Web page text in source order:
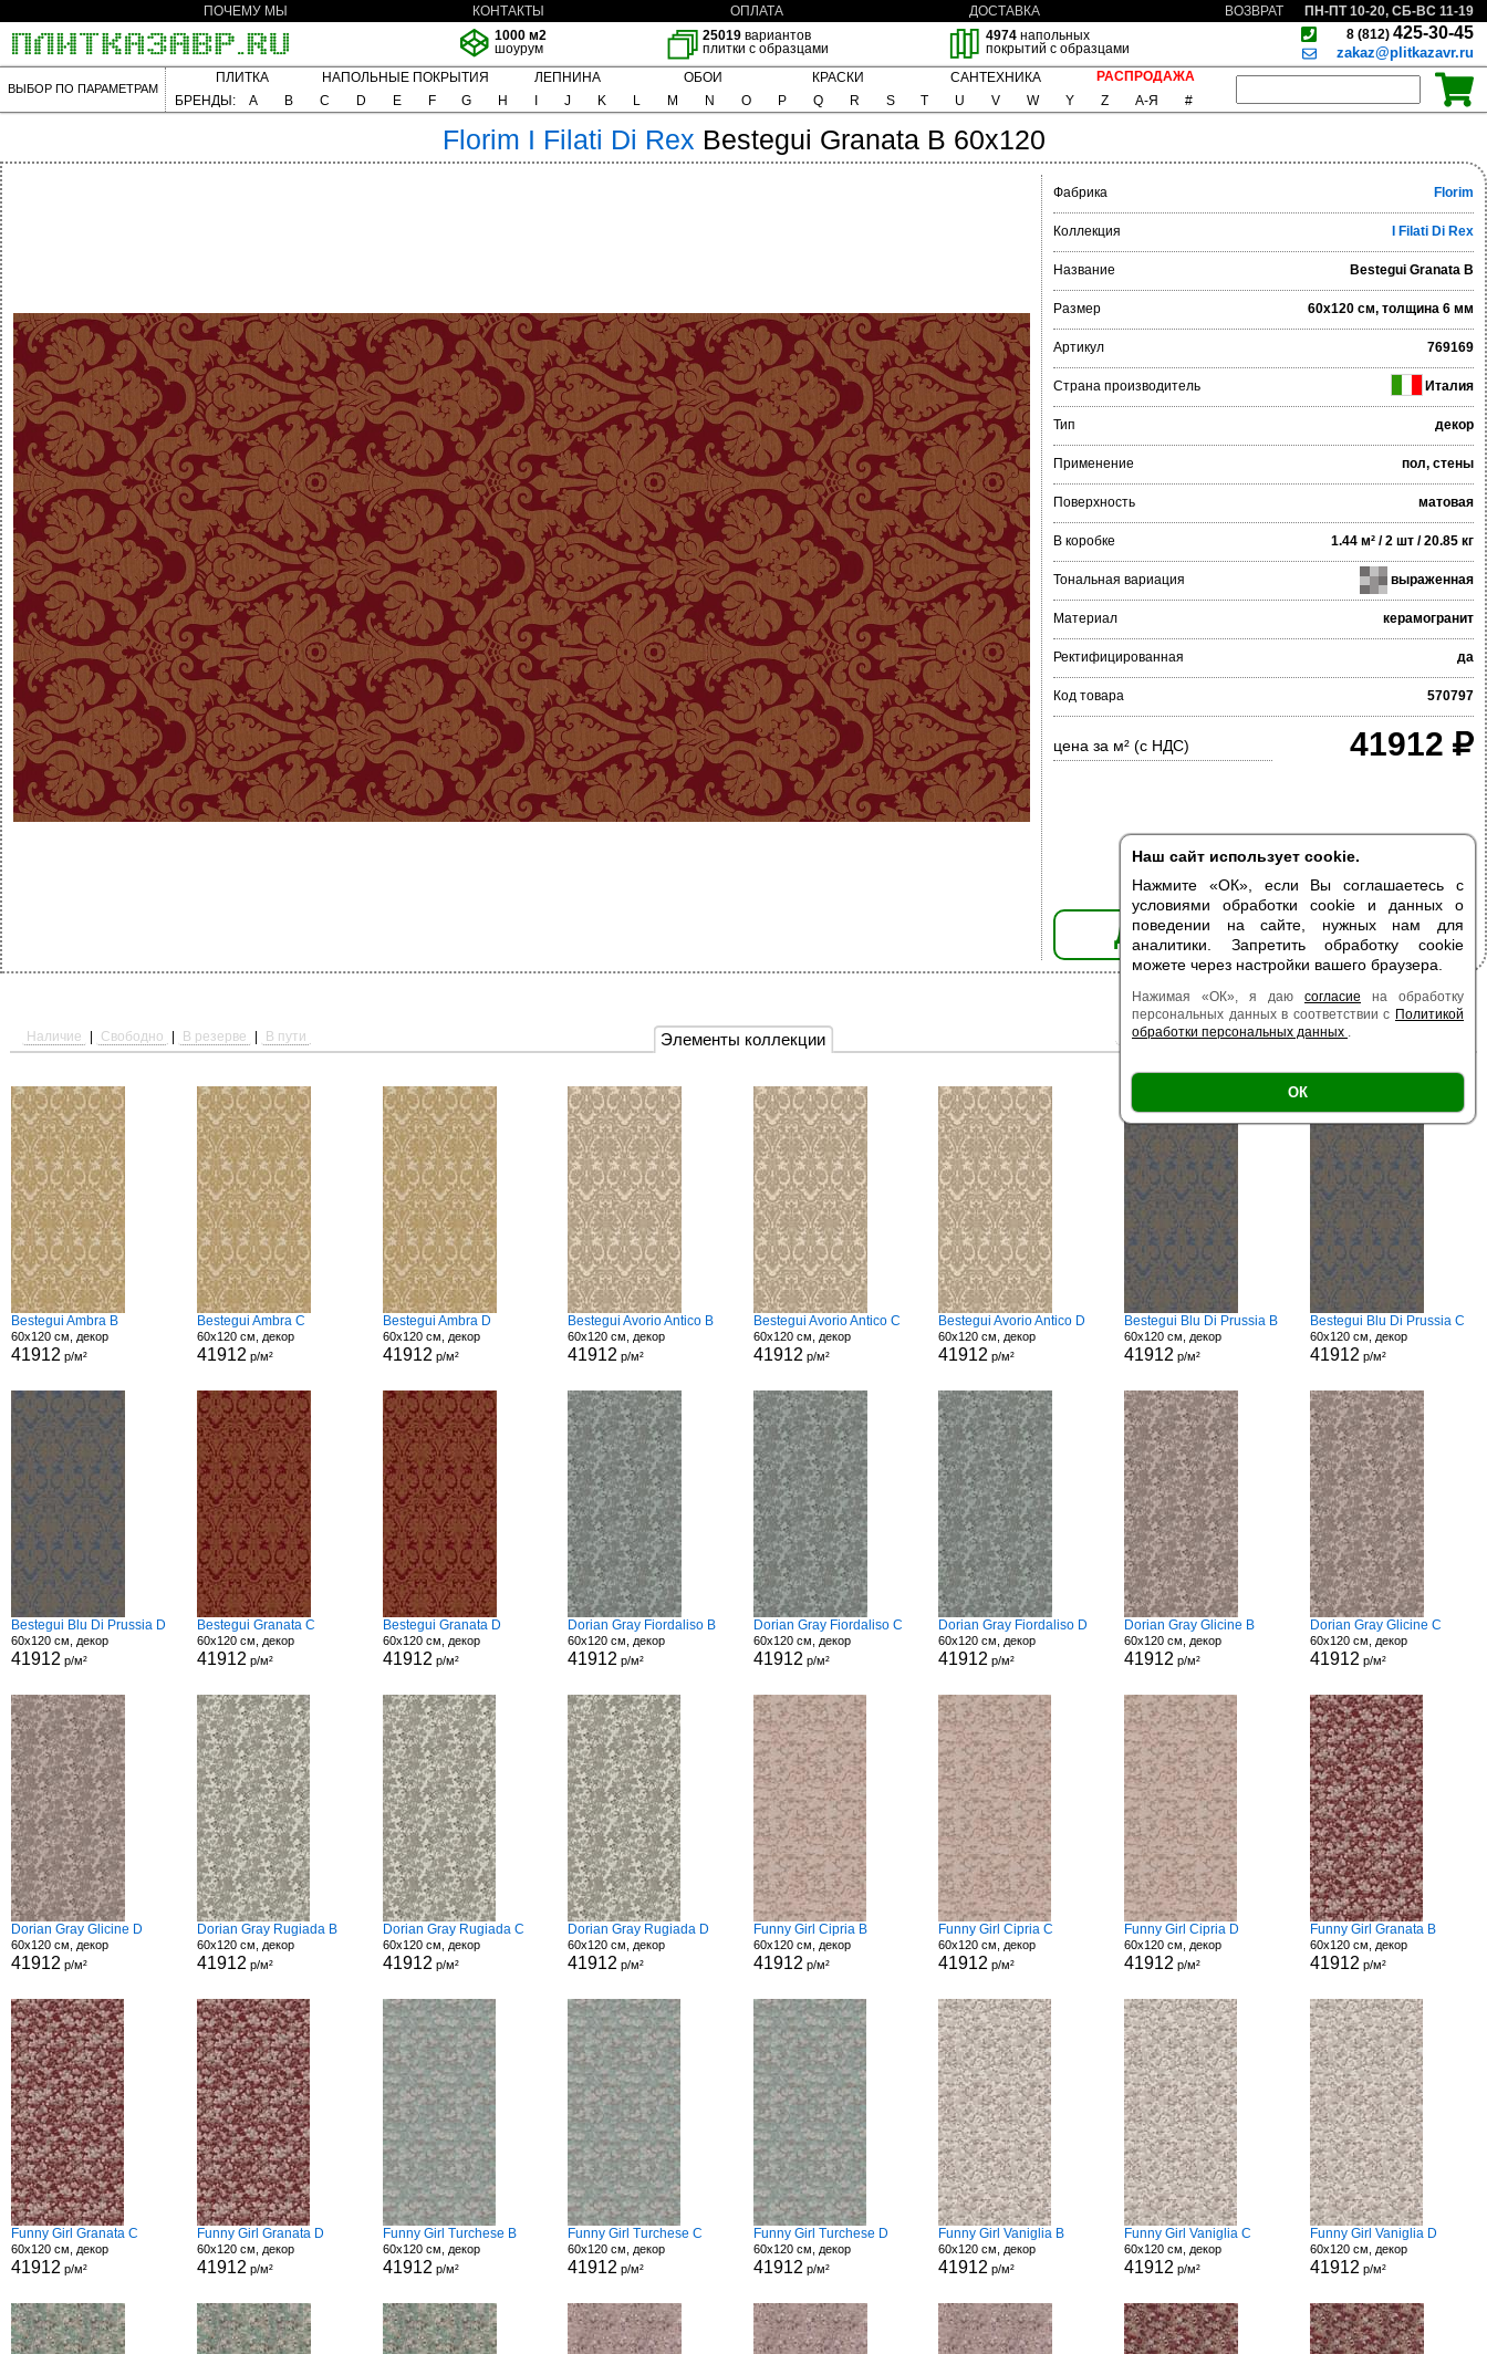
Наш сайт использует cookie.
Нажмите «ОК», если Вы соглашаетесь с
условиями обработки cookie и данных о
поведении на сайте, нужных нам для
аналитики. Запретить обработку cookie
можете через настройки вашего браузера.
Нажимая «ОК», я даю согласие на обработку
персональных данных в соответствии с Политикой
обработки персональных данных .
ОК
ПОЧЕМУ МЫ КОНТАКТЫ ОПЛАТА ДОСТАВКА ВОЗВРАТ
ПН-ПТ 10-20, СБ-ВС 11-19
1000 м2
шоурум
25019 вариантов
плитки с образцами
4974напольных
покрытий с образцами
8 (812) 425-30-45
zakaz@plitkazavr.ru
ВЫБОР ПО ПАРАМЕТРАМ
ПЛИТКА НАПОЛЬНЫЕ ПОКРЫТИЯ ЛЕПНИНА ОБОИ КРАСКИ САНТЕХНИКА
РАСПРОДАЖА
БРЕНДЫ:
A B C D E F G H J K L M N O P Q R S T U V W Y Z А-Я #
Florim I Filati Di Rex Bestegui Granata B 60x120
Фабрика Florim
Коллекция I Filati Di Rex
Название Bestegui Granata B
Размер 60x120 см, толщина 6 мм
Артикул 769169
Страна производитель Италия
Тип декор
Применение пол, стены
Поверхность матовая
В коробке 1.44 м² / 2 шт / 20.85 кг
Тональная вариация выраженная
Материал керамогранит
Ректифицированная да
Код товара 570797
цена за м² (с НДС) 41912
ДОБАВИТЬ В КОРЗИНУ
Элементы коллекции
Наличие Свободно В резерве В пути Есть образец | Поверхность |
Bestegui Ambra B
60x120 см, декор
41912 р/м²
Bestegui Ambra C
60x120 см, декор
41912 р/м²
Bestegui Ambra D
60x120 см, декор
41912 р/м²
Bestegui Avorio Antico B
60x120 см, декор
41912 р/м²
Bestegui Avorio Antico C
60x120 см, декор
41912 р/м²
Bestegui Avorio Antico D
60x120 см, декор
41912 р/м²
Bestegui Blu Di Prussia B
60x120 см, декор
41912 р/м²
Bestegui Blu Di Prussia C
60x120 см, декор
41912 р/м²
Bestegui Blu Di Prussia D
60x120 см, декор
41912 р/м²
Bestegui Granata C
60x120 см, декор
41912 р/м²
Bestegui Granata D
60x120 см, декор
41912 р/м²
Dorian Gray Fiordaliso B
60x120 см, декор
41912 р/м²
Dorian Gray Fiordaliso C
60x120 см, декор
41912 р/м²
Dorian Gray Fiordaliso D
60x120 см, декор
41912 р/м²
Dorian Gray Glicine B
60x120 см, декор
41912 р/м²
Dorian Gray Glicine C
60x120 см, декор
41912 р/м²
Dorian Gray Glicine D
60x120 см, декор
41912 р/м²
Dorian Gray Rugiada B
60x120 см, декор
41912 р/м²
Dorian Gray Rugiada C
60x120 см, декор
41912 р/м²
Dorian Gray Rugiada D
60x120 см, декор
41912 р/м²
Funny Girl Cipria B
60x120 см, декор
41912 р/м²
Funny Girl Cipria C
60x120 см, декор
41912 р/м²
Funny Girl Cipria D
60x120 см, декор
41912 р/м²
Funny Girl Granata B
60x120 см, декор
41912 р/м²
Funny Girl Granata C
60x120 см, декор
41912 р/м²
Funny Girl Granata D
60x120 см, декор
41912 р/м²
Funny Girl Turchese B
60x120 см, декор
41912 р/м²
Funny Girl Turchese C
60x120 см, декор
41912 р/м²
Funny Girl Turchese D
60x120 см, декор
41912 р/м²
Funny Girl Vaniglia B
60x120 см, декор
41912 р/м²
Funny Girl Vaniglia C
60x120 см, декор
41912 р/м²
Funny Girl Vaniglia D
60x120 см, декор
41912 р/м²